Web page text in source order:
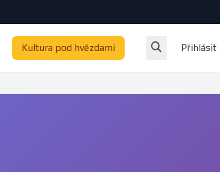
Kultura pod hvězdami Přihlásit